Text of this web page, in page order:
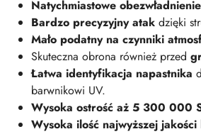
Natychmiastowe
Bardzo precyzyjny atak dzięki
Mało podatny na czynniki
Skuteczna obrona również przed
Łatwa identyfikacja napastnika
barwnikowi UV.
Wysoka ostrość aż 5 300 000
Wysoka ilość najwyższej jakości